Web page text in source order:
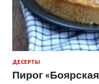
ДЕСЕРТЫ
Пирог